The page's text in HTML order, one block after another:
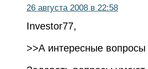
26 августа 2008 в 22:58
Investor77,
>>А интересные